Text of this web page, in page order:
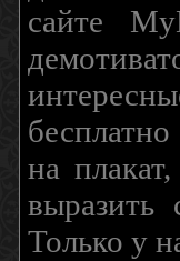
сайте
на
выразить
Только у